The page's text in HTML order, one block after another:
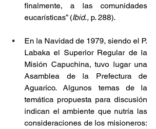
finalmente, a las comunidades
eucarísticas” (Ibid., p. 288).
En la Navidad de 1979, siendo el P.
Labaka el Superior Regular de la
Misión Capuchina, tuvo lugar una
Asamblea de la Prefectura de
Aguarico. Algunos temas de la
temática propuesta para discusión
indican el ambiente que nutría las
consideraciones de los misioneros: